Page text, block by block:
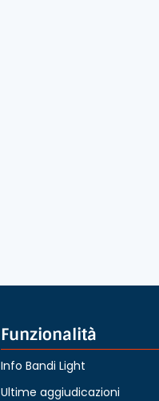
Funzionalità
Info Bandi Light
Ultime aggiudicazioni